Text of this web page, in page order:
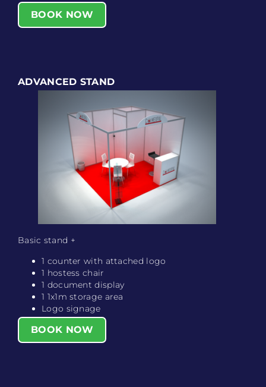
BOOK NOW
ADVANCED STAND
Basic stand +
1 counter with attached logo
1 hostess chair
1 document display
1 1x1m storage area
Logo signage
BOOK NOW